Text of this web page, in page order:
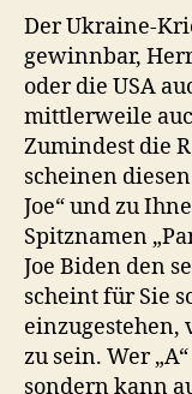
Der Ukraine-
gewinnbar,
oder die USA
mittlerweile
Zumindest die
scheinen
Joe“ und zu
Spitznamen
Joe Biden den
scheint für Sie
einzugestehen,
zu sein. Wer
sondern kann